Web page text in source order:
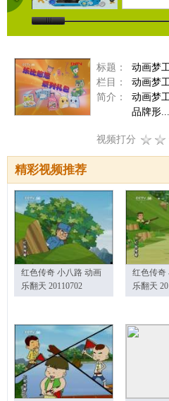
标题：
动画梦
栏目：
动画梦
简介：
动画梦
品牌形...
视频打分
精彩视频推荐
红色传奇 小八路 动画
乐翻天 20110702
红色传奇
乐翻天